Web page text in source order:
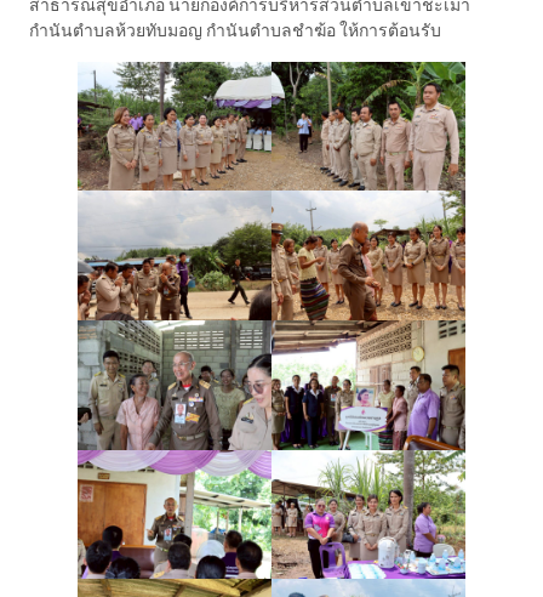
สาธารณสุขอำเภอ นายกองค์การบริหารส่วนตำบลเขาชะเมา
กำนันตำบลห้วยทับมอญ กำนันตำบลชำฆ้อ ให้การต้อนรับ